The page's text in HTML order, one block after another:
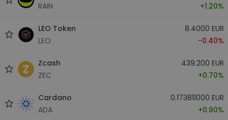
RAIN
+1.20%
LEO Token
LEO
8.4000 EUR
-0.40%
Zcash
ZEC
439.200 EUR
+0.70%
Cardano
ADA
0.173811000 EUR
+0.90%